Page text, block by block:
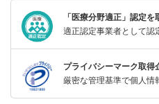
「医療分野適正」認定を
適正認定事業者として認
プライバシーマーク取得
厳密な管理基準で個人情